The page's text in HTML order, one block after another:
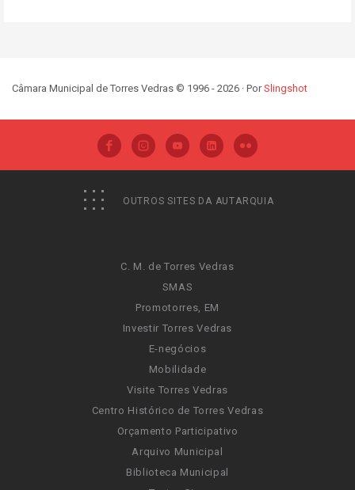
Câmara Municipal de Torres Vedras © 1996 - 2026 · PorSlingshot
OUTROS SITES DA AUTARQUIA
C. M. de Torres Vedras
SMAS
Promotorres, EM
Investir Torres Vedras
E-negócios
Mobilidade
Visite Torres Vedras
Centro Histórico de Torres Vedras
Orçamento Participativo
Arquivo Municipal
Biblioteca Municipal